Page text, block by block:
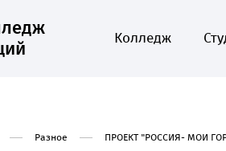
Колледж
Разное ПРОЕКТ "РОССИЯ- МОИ